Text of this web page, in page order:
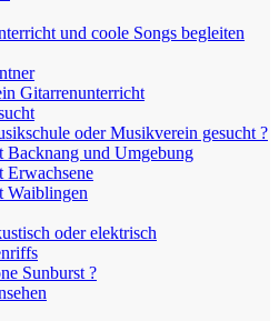
und coole Songs begleiten
Gitarrenunterricht
oder Musikverein gesucht ?
Backnang und Umgebung
Erwachsene
Waiblingen
oder elektrisch
Sunburst ?